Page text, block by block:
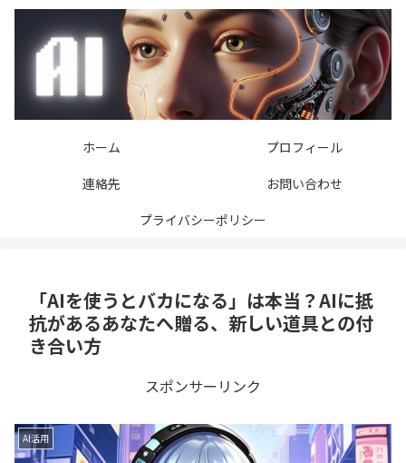
ホーム
プロフィール
連絡先
お問い合わせ
プライバシーポリシー
「AIを使うとバカになる」は本当？AIに抵
抗があるあなたへ贈る、新しい道具との付
き合い方
スポンサーリンク
AI活用